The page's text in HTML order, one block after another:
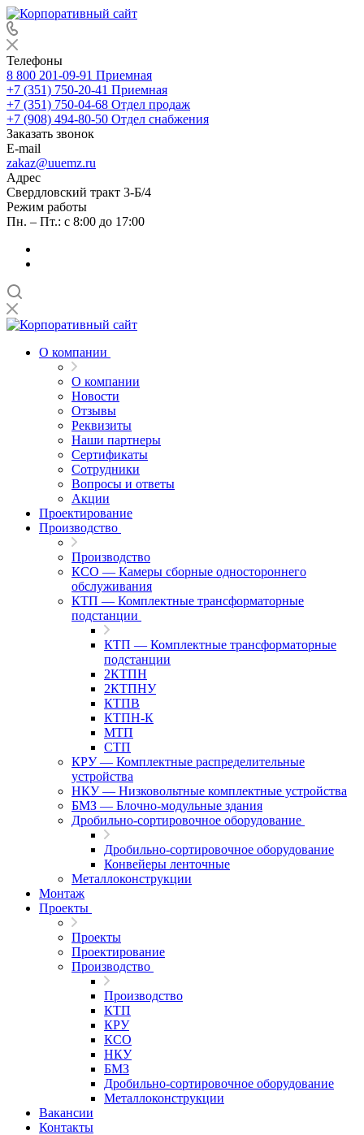
Телефоны
8 800 201-09-91 Приемная
+7 (351) 750-20-41 Приемная
+7 (351) 750-04-68 Отдел продаж
+7 (908) 494-80-50 Отдел снабжения
Заказать звонок
E-mail
zakaz@uuemz.ru
Адрес
Свердловский тракт 3-Б/4
Режим работы
Пн. – Пт.: с 8:00 до 17:00
О компании
О компании
Новости
Отзывы
Реквизиты
Наши партнеры
Сертификаты
Сотрудники
Вопросы и ответы
Акции
Проектирование
Производство
Производство
КСО — Камеры сборные одностороннего
обслуживания
КТП — Комплектные трансформаторные
подстанции
КТП — Комплектные трансформаторные
подстанции
2КТПН
2КТПНУ
КТПВ
КТПН-К
МТП
СТП
КРУ — Комплектные распределительные
устройства
НКУ — Низковольтные комплектные устройства
БМЗ — Блочно-модульные здания
Дробильно-сортировочное оборудование
Дробильно-сортировочное оборудование
Конвейеры ленточные
Металлоконструкции
Монтаж
Проекты
Проекты
Проектирование
Производство
Производство
КТП
КРУ
КСО
НКУ
БМЗ
Дробильно-сортировочное оборудование
Металлоконструкции
Вакансии
Контакты